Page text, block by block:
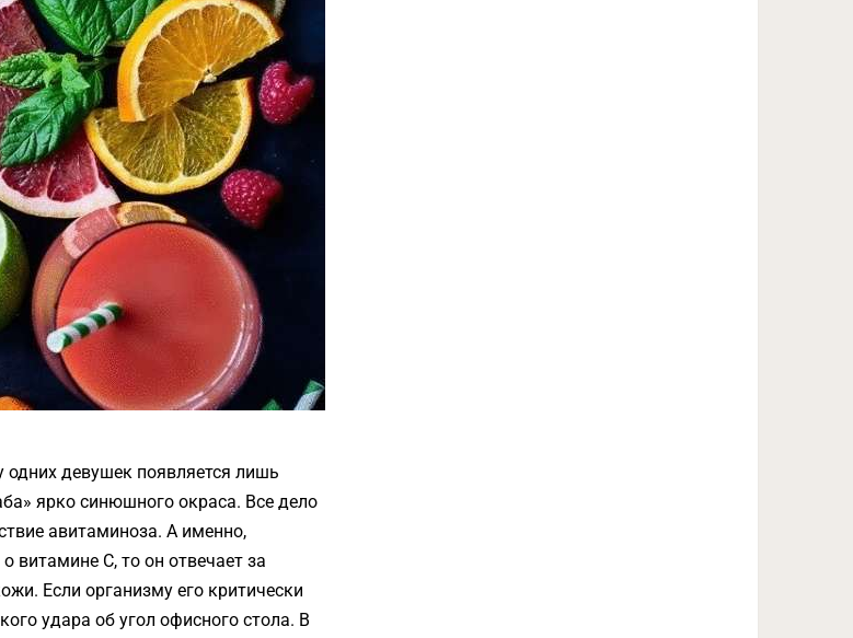
одних девушек появляется лишь
ярко синюшного окраса. Все дело
авитаминоза. А именно,
витамине С, то он отвечает за
Если организму его критически
удара об угол офисного стола. В